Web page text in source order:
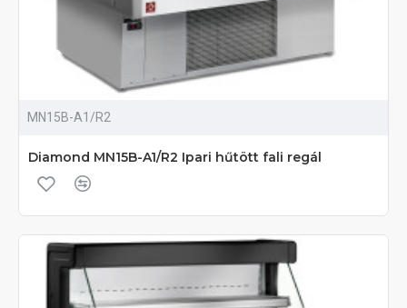
MN15B-A1/R2
Diamond MN15B-A1/R2 Ipari hűtött fali regál